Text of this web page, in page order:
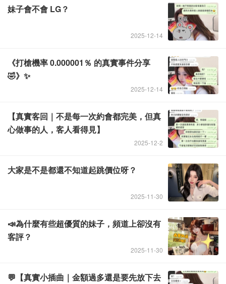
Admin
妹子會不會 LG？
Admin
2025-12-14
《打槍機率 0.000001％ 的真實事件分享
🤣》✨
Admin
2025-12-14
【真實客回｜不是每一次約會都完美，但真
心做事的人，客人看得見】
Admin
2025-12-2
大家是不是都還不知道起跳價位呀？
Admin
2025-11-30
📣為什麼有些超優質的妹子，頻道上卻沒有
客評？
Admin
2025-11-30
💬【真實小插曲｜金額過多還是要先放下去